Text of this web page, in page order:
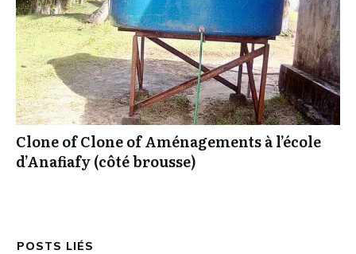
Clone of Clone of Aménagements à l’école
d’Anafiafy (côté brousse)
POSTS LIÉS